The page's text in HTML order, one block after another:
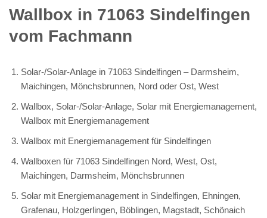
Wallbox in 71063 Sindelfingen
vom Fachmann
Solar-/Solar-Anlage in 71063 Sindelfingen – Darmsheim,
Maichingen, Mönchsbrunnen, Nord oder Ost, West
Wallbox, Solar-/Solar-Anlage, Solar mit Energiemanagement,
Wallbox mit Energiemanagement
Wallbox mit Energiemanagement für Sindelfingen
Wallboxen für 71063 Sindelfingen Nord, West, Ost,
Maichingen, Darmsheim, Mönchsbrunnen
Solar mit Energiemanagement in Sindelfingen, Ehningen,
Grafenau, Holzgerlingen, Böblingen, Magstadt, Schönaich